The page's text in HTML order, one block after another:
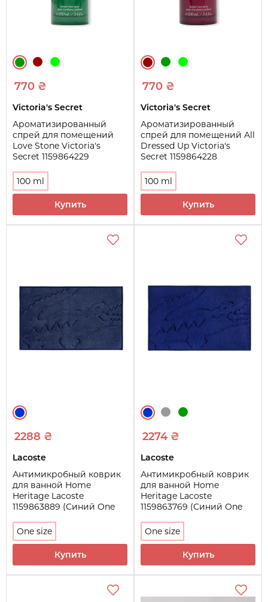
770 ₴
Victoria's Secret
Ароматизированный
спрей для помещений
Love Stone Victoria's
Secret 1159864229
100 ml
Купить
770 ₴
Victoria's Secret
Ароматизированный
спрей для помещений All
Dressed Up Victoria's
Secret 1159864228
100 ml
Купить
2288 ₴
Lacoste
Антимикробный коврик
для ванной Home
Heritage Lacoste
1159863889 (Синий One
One size
Купить
2274 ₴
Lacoste
Антимикробный коврик
для ванной Home
Heritage Lacoste
1159863769 (Синий One
One size
Купить